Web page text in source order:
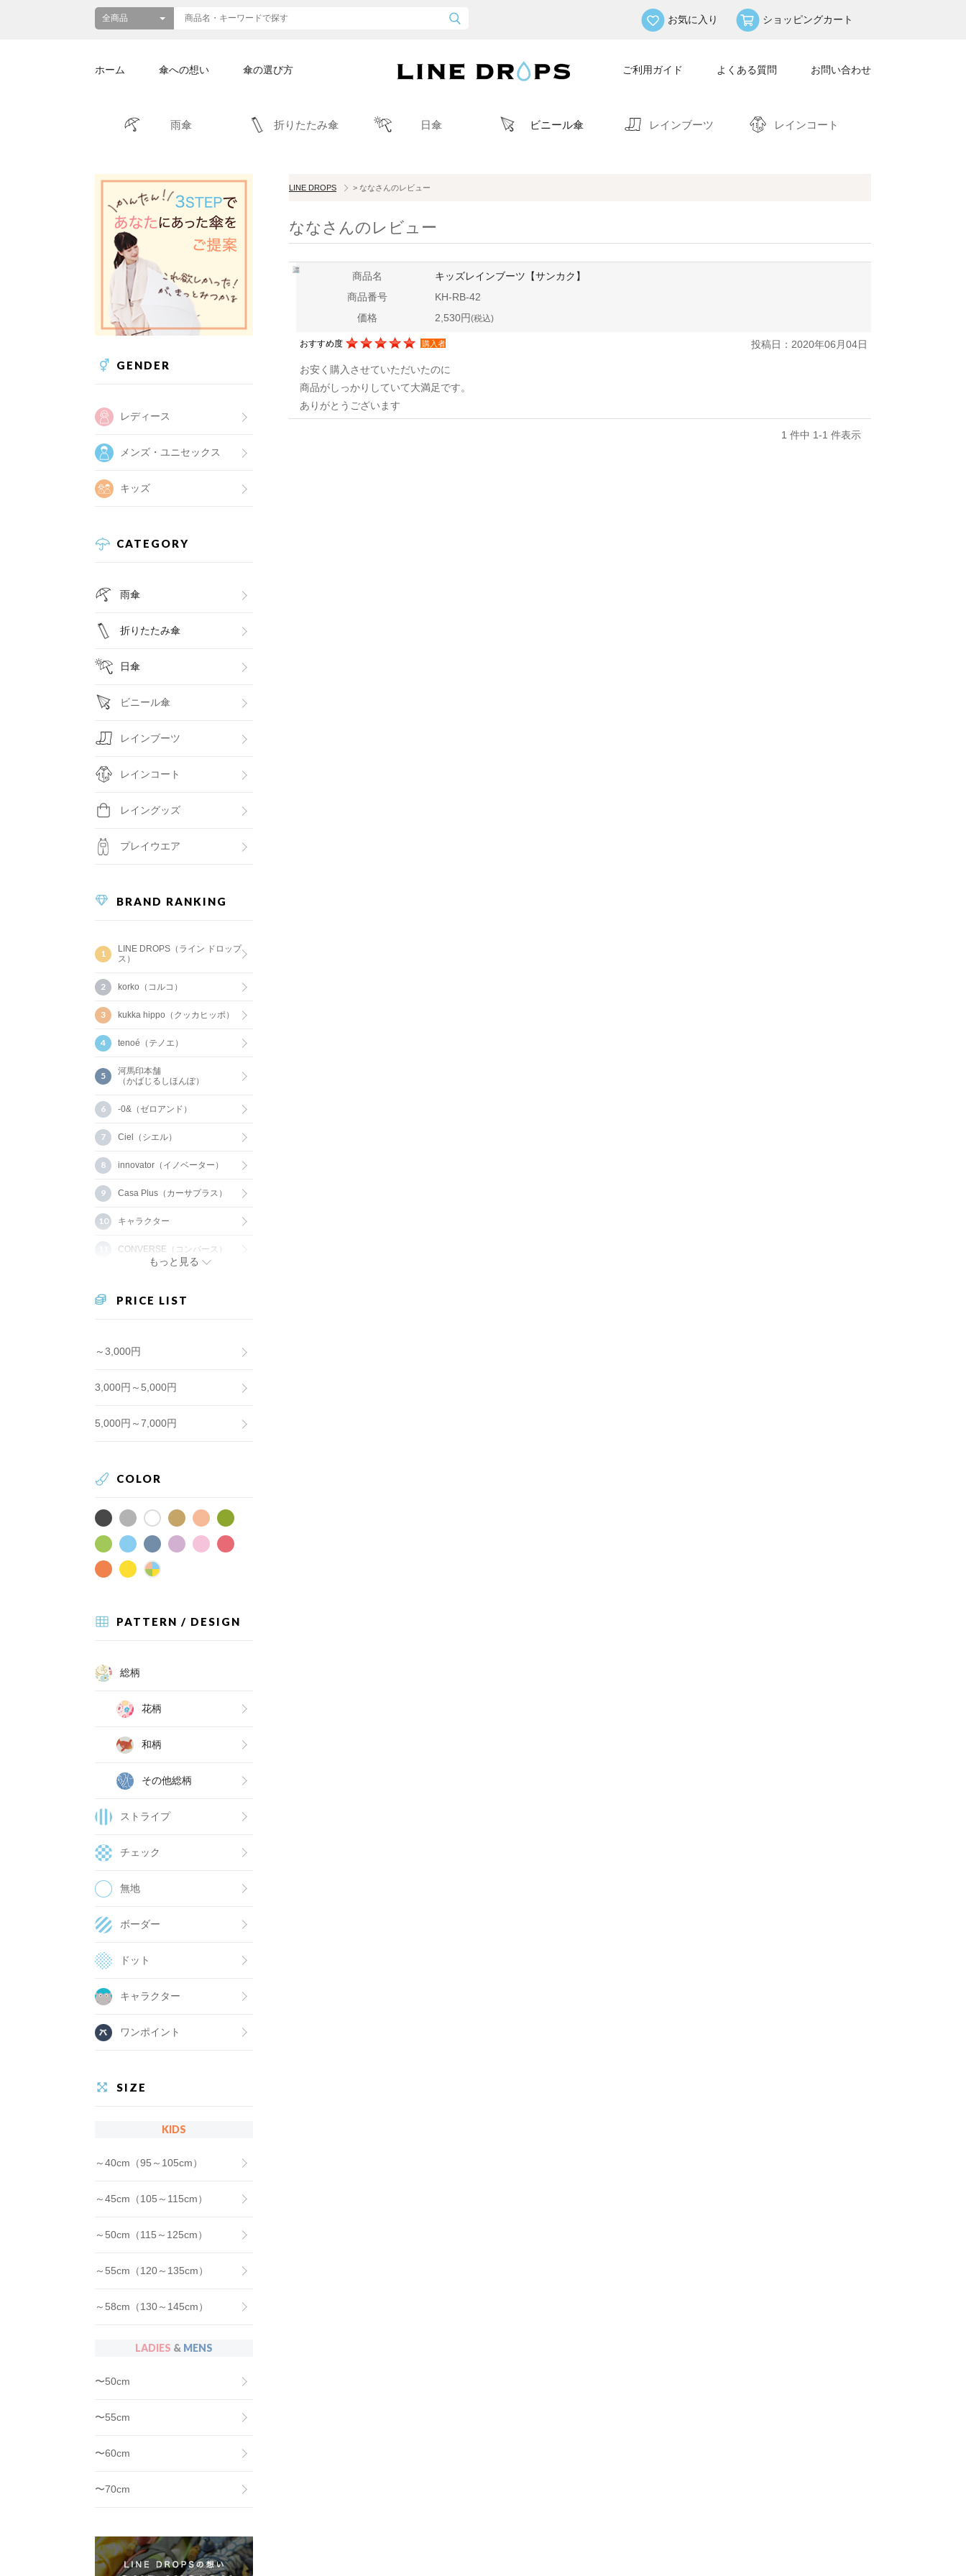
お気に入り ショッピングカート
ホーム 傘への想い 傘の選び方 ご利用ガイド よくある質問 お問い合わせ
雨傘 折りたたみ傘 日傘 ビニール傘 レインブーツ レインコート
GENDER
レディース
メンズ・ユニセックス
キッズ
CATEGORY
雨傘
折りたたみ傘
日傘
ビニール傘
レインブーツ
レインコート
レイングッズ
プレイウエア
BRAND RANKING
LINE DROPS（ライン ドロップ
ス）
korko（コルコ）
kukka hippo（クッカヒッポ）
tenoé（テノエ）
河馬印本舗
（かばじるしほんぽ）
-0&（ゼロアンド）
Ciel（シエル）
innovator（イノベーター）
Casa Plus（カーサプラス）
キャラクター
CONVERSE（コンバース）
もっと見る
PRICE LIST
～3,000円
3,000円～5,000円
5,000円～7,000円
COLOR
PATTERN / DESIGN
総柄
花柄
和柄
その他総柄
ストライプ
チェック
無地
ボーダー
ドット
キャラクター
ワンポイント
SIZE
KIDS
～40cm（95～105cm）
～45cm（105～115cm）
～50cm（115～125cm）
～55cm（120～135cm）
～58cm（130～145cm）
LADIES & MENS
〜50cm
〜55cm
〜60cm
〜70cm
LINE DROPS > ななさんのレビュー
ななさんのレビュー
商品名
キッズレインブーツ【サンカク】
商品番号
KH-RB-42
価格
2,530円(税込)
投稿日：2020年06月04日
おすすめ度 購入者
お安く購入させていただいたのに
商品がしっかりしていて大満足です。
ありがとうございます
1 件中 1-1 件表示